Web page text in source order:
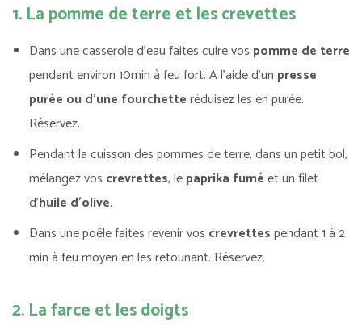
1. La pomme de terre et les crevettes
Dans une casserole d’eau faites cuire vos pomme de terre
pendant environ 10min à feu fort. A l’aide d’un presse
purée ou d’une fourchetteréduisez les en purée.
Réservez.
Pendant la cuisson des pommes de terre, dans un petit bol,
mélangez vos crevrettes, lepaprika fuméet un filet
d’huile d’olive.
Dans une poêle faites revenir vos crevrettespendant 1 à 2
min à feu moyen en les retounant. Réservez.
2. La farce et les doigts